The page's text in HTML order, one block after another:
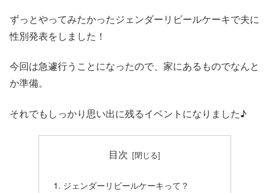
ずっとやってみたかったジェンダーリビールケーキで夫に
性別発表をしました！
今回は急遽行うことになったので、家にあるものでなんと
か準備。
それでもしっかり思い出に残るイベントになりました♪
目次
ジェンダーリビールケーキって？